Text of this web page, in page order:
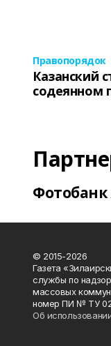
Правопорядок
Казанский
содеянном
© 2015-2026
Газета
службы по
массовых
номер ПИ № ТУ 02
Об